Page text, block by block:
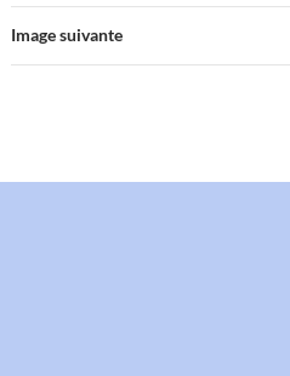
Image suivante